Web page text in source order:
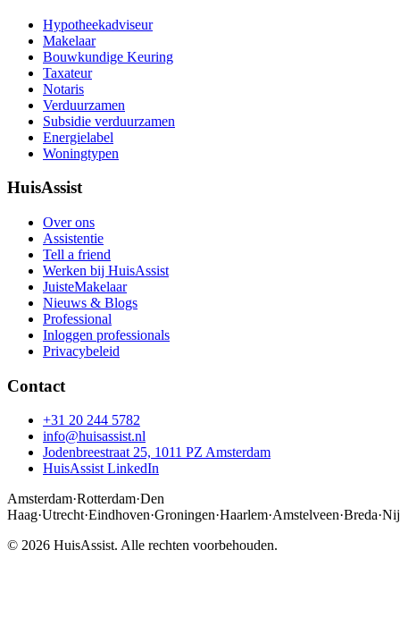
Hypotheekadviseur
Makelaar
Bouwkundige Keuring
Taxateur
Notaris
Verduurzamen
Subsidie verduurzamen
Energielabel
Woningtypen
HuisAssist
Over ons
Assistentie
Tell a friend
Werken bij HuisAssist
JuisteMakelaar
Nieuws & Blogs
Professional
Inloggen professionals
Privacybeleid
Contact
+31 20 244 5782
info@huisassist.nl
Jodenbreestraat 25, 1011 PZ Amsterdam
HuisAssist LinkedIn
Amsterdam·Rotterdam·Den
Haag·Utrecht·Eindhoven·Groningen·Haarlem·Amstelveen·Breda·
© 2026 HuisAssist. Alle rechten voorbehouden.